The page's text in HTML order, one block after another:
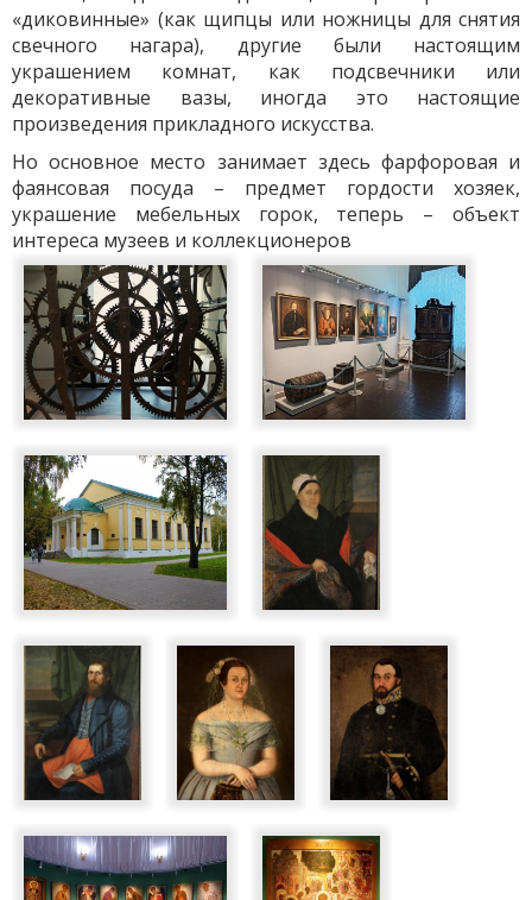
«диковинные» (как щипцы или ножницы для снятия
свечного нагара), другие были настоящим
украшением комнат, как подсвечники или
декоративные вазы, иногда это настоящие
произведения прикладного искусства.
Но основное место занимает здесь фарфоровая и
фаянсовая посуда – предмет гордости хозяек,
украшение мебельных горок, теперь – объект
интереса музеев и коллекционеров